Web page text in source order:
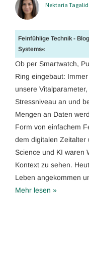
Nektaria
Feinfühlige Technik -
Systems«
Ob per Smartwatch,
Ring eingebaut:
unsere
Stressniveau an und
Mengen an Daten
Form von einfachem
dem digitalen Zeitalter
Science und KI waren
Kontext zu sehen.
Leben angekommen
Mehr lesen »